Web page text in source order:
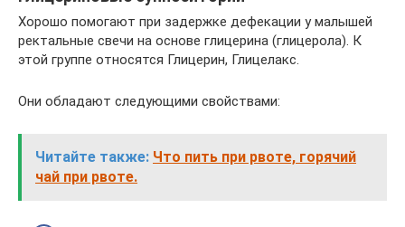
Хорошо помогают при задержке дефекации у малышей
ректальные свечи на основе глицерина (глицерола). К
этой группе относятся Глицерин, Глицелакс.
Они обладают следующими свойствами:
Читайте также: Что пить при рвоте, горячий
чай при рвоте.